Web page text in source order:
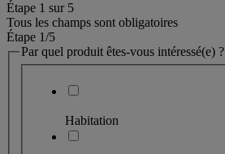
Étape 1 sur 5
Tous les champs sont obligatoires
Étape 1/5
Par quel produit êtes-vous intéressé(e) ?
Habitation